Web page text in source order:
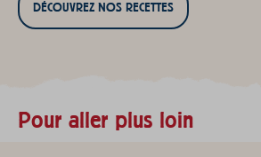
DÉCOUVREZ NOS RECETTES
Pour aller plus loin